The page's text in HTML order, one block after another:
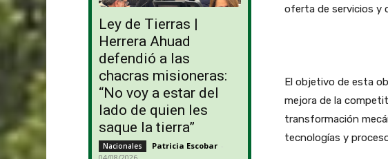
Ley de Tierras |
Herrera Ahuad
defendió a las
chacras misioneras:
“No voy a estar del
lado de quien les
saque la tierra”
Nacionales Patricia Escobar -
oferta de servicios y
El objetivo de esta
mejora de la
transformación
tecnologías y